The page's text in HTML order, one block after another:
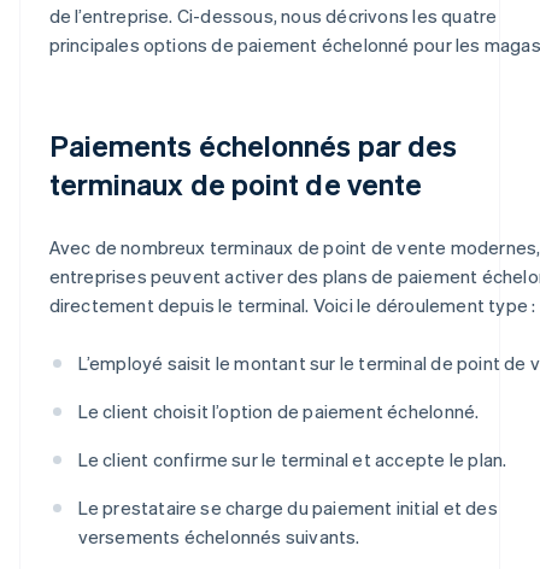
de l’entreprise. Ci-dessous, nous décrivons les quatre
principales options de paiement échelonné pour les
Paiements échelonnés par des
terminaux de point de vente
Avec de nombreux terminaux de point de vente
entreprises peuvent activer des plans de paiement
directement depuis le terminal. Voici le déroulement type :
L’employé saisit le montant sur le terminal de point de
Le client choisit l’option de paiement échelonné.
Le client confirme sur le terminal et accepte le plan.
Le prestataire se charge du paiement initial et des
versements échelonnés suivants.